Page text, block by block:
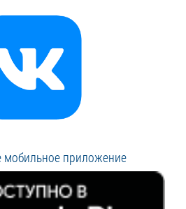
мобильное приложение